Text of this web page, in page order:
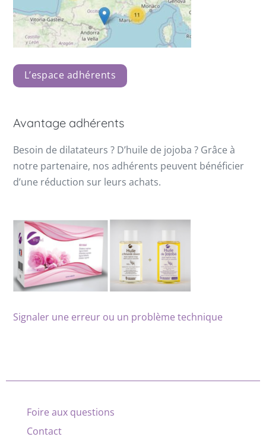
L’espace adhérents
Avantage adhérents
Besoin de dilatateurs ? D’huile de jojoba ? Grâce à
notre partenaire, nos adhérents peuvent bénéficier
d’une réduction sur leurs achats.
Signaler une erreur ou un problème technique
Foire aux questions
Contact